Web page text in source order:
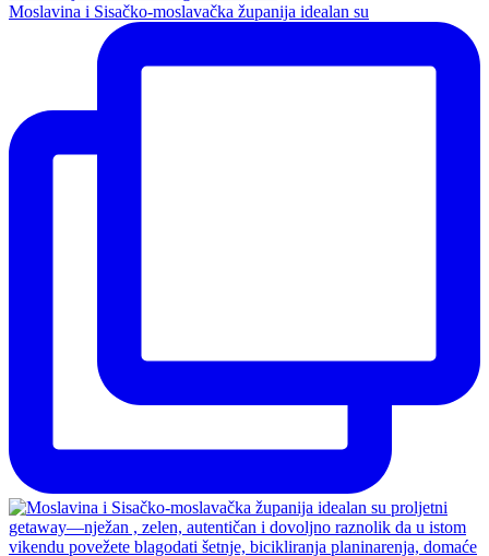
Moslavina i Sisačko-moslavačka županija idealan su